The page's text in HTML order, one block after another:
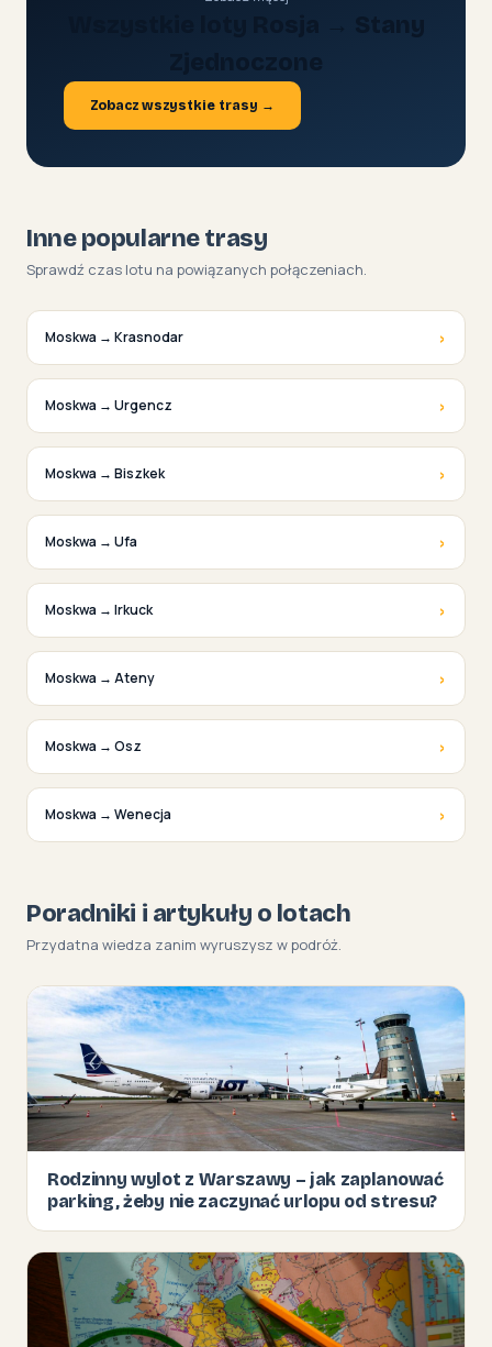
Wszystkie loty Rosja → Stany
Zjednoczone
Zobacz wszystkie trasy →
Inne popularne trasy
Sprawdź czas lotu na powiązanych połączeniach.
Moskwa → Krasnodar ›
Moskwa → Urgencz ›
Moskwa → Biszkek ›
Moskwa → Ufa ›
Moskwa → Irkuck ›
Moskwa → Ateny ›
Moskwa → Osz ›
Moskwa → Wenecja ›
Poradniki i artykuły o lotach
Przydatna wiedza zanim wyruszysz w podróż.
Rodzinny wylot z Warszawy – jak zaplanować
parking, żeby nie zaczynać urlopu od stresu?